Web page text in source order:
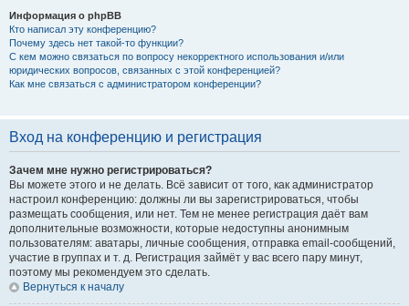
Информация о phpBB
Кто написал эту конференцию?
Почему здесь нет такой-то функции?
С кем можно связаться по вопросу некорректного использования и/или
юридических вопросов, связанных с этой конференцией?
Как мне связаться с администратором конференции?
Вход на конференцию и регистрация
Зачем мне нужно регистрироваться?
Вы можете этого и не делать. Всё зависит от того, как администратор
настроил конференцию: должны ли вы зарегистрироваться, чтобы
размещать сообщения, или нет. Тем не менее регистрация даёт вам
дополнительные возможности, которые недоступны анонимным
пользователям: аватары, личные сообщения, отправка email-сообщений,
участие в группах и т. д. Регистрация займёт у вас всего пару минут,
поэтому мы рекомендуем это сделать.
Вернуться к началу